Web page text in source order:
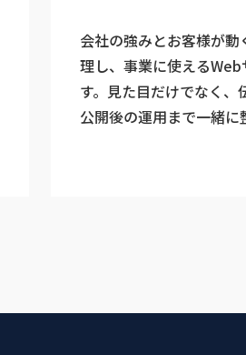
会社の強みとお客様が
理し、事業に使えるWeb
す。見た目だけでなく、
公開後の運用まで一緒に